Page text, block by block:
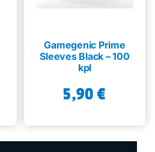
Gamegenic Prime
Sleeves Black – 100
kpl
5,90€